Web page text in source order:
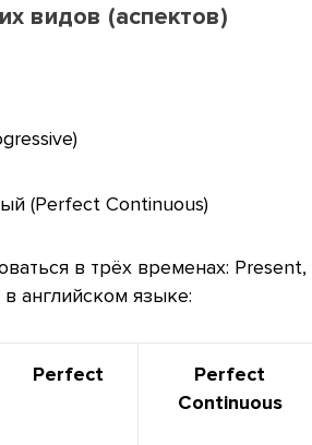
видов (аспектов)
(Perfect Continuous)
в трёх временах: Present,
английском языке:
Perfect
Perfect
Continuous